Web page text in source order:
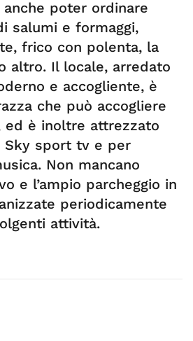
poter ordinare
salumi e formaggi,
frico con polenta, la
altro. Il locale, arredato
e accogliente, è
che può accogliere
è inoltre attrezzato
Sky sport tv e per
Non mancano
e l’ampio parcheggio in
periodicamente
attività.